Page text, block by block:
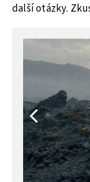
další otázky.